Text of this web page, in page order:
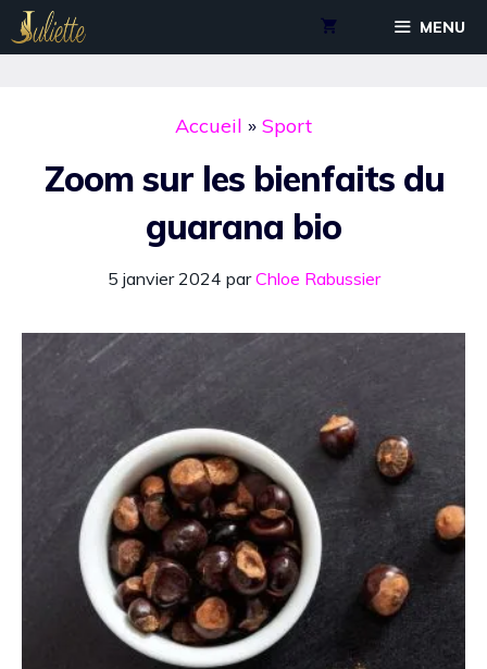
Aller
au
MENU
Accueil » Sport
Zoom sur les bienfaits du
guarana bio
5 janvier 2024 parChloe Rabussier